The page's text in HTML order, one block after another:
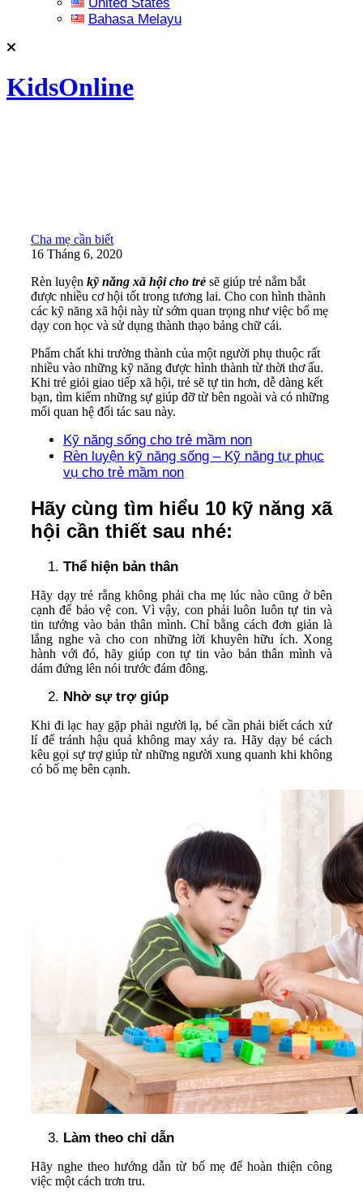
Bahasa Melayu
KidsOnline
Cha mẹ cần biết
16 Tháng 6, 2020
Rèn luyện kỹ năng xã hội cho trẻ sẽ giúp trẻ nắm bắt
được nhiều cơ hội tốt trong tương lai. Cho con hình thành
các kỹ năng xã hội này từ sớm quan trọng như việc bố mẹ
dạy con học và sử dụng thành thạo bảng chữ cái.
Phẩm chất khi trường thành của một người phụ thuộc rất
nhiều vào những kỹ năng được hình thành từ thời thơ ấu.
Khi trẻ giỏi giao tiếp xã hội, trẻ sẽ tự tin hơn, dễ dàng kết
bạn, tìm kiếm những sự giúp đỡ từ bên ngoài và có những
mối quan hệ đối tác sau này.
Kỹ năng sống cho trẻ mầm non
Rèn luyện kỹ năng sống – Kỹ năng tự phục
vụ cho trẻ mầm non
Hãy cùng tìm hiểu 10 kỹ năng xã
hội cần thiết sau nhé:
Thể hiện bản thân
Hãy dạy trẻ rằng không phải cha mẹ lúc nào cũng ở bên
cạnh để bảo vệ con. Vì vậy, con phải luôn luôn tự tin và
tin tưởng vào bản thân mình. Chỉ bằng cách đơn giản là
lắng nghe và cho con những lời khuyên hữu ích. Xong
hành với đó, hãy giúp con tự tin vào bản thân mình và
dám đứng lên nói trước đám đông.
Nhờ sự trợ giúp
Khi đi lạc hay gặp phải người lạ, bé cần phải biết cách xử
lí để tránh hậu quả không may xảy ra. Hãy dạy bé cách
kêu gọi sự trợ giúp từ những người xung quanh khi không
có bố mẹ bên cạnh.
Làm theo chỉ dẫn
Hãy nghe theo hướng dẫn từ bố mẹ để hoàn thiện công
việc một cách trơn tru.